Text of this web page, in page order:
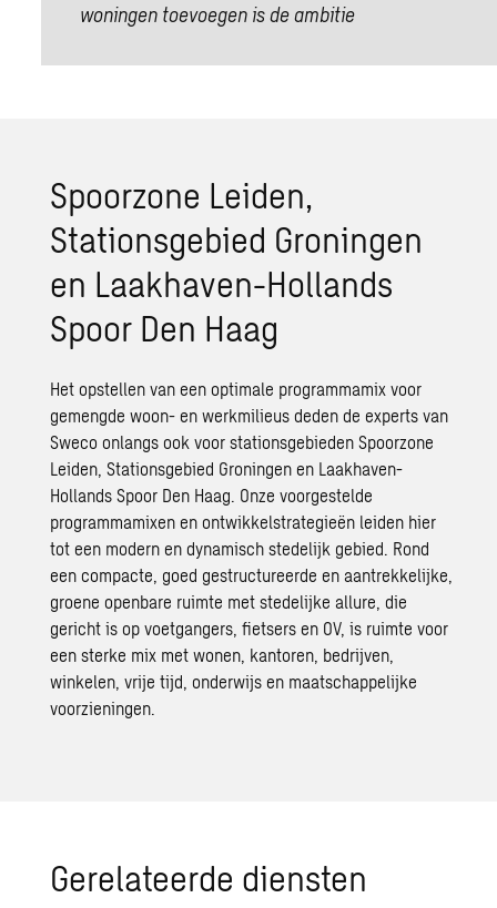
woningen toevoegen is de ambitie
Spoorzone Leiden,
Stationsgebied Groningen
en Laakhaven-Hollands
Spoor Den Haag
Het opstellen van eenoptimale programmamix voor
gemengde woon- en werkmilieus deden de experts van
Sweco onlangs ook voor stationsgebieden Spoorzone
Leiden, Stationsgebied Groningen en Laakhaven-
Hollands Spoor Den Haag. Onze voorgestelde
programmamixen en ontwikkelstrategieën leiden hier
tot een modern en dynamisch stedelijk gebied. Rond
een compacte, goed gestructureerde en aantrekkelijke,
groene openbare ruimte met stedelijke allure, die
gericht is op voetgangers, fietsers en OV, is ruimte voor
een sterke mix met wonen, kantoren, bedrijven,
winkelen, vrije tijd, onderwijs en maatschappelijke
voorzieningen.
Ge­re­la­teer­de dien­sten